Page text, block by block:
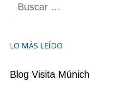
LO MÁS LEÍDO
Blog Visita Múnich